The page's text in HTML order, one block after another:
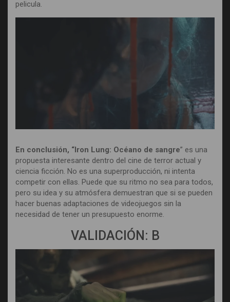
pelicula.
En conclusión, “Iron Lung: Océano de sangre” es una
propuesta interesante dentro del cine de terror actual y
ciencia ficción. No es una superproducción, ni intenta
competir con ellas. Puede que su ritmo no sea para todos,
pero su idea y su atmósfera demuestran que si se pueden
hacer buenas adaptaciones de videojuegos sin la
necesidad de tener un presupuesto enorme.
VALIDACIÓN: B